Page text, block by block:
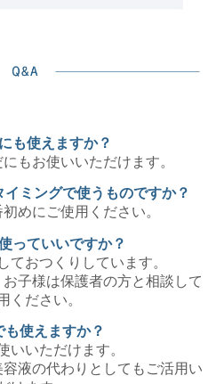
も使えますか？
もお使いいただけます。
ミングで使うものですか？
めにご使用ください。
っていいですか？
ておつくりしています。
子様は保護者の方と相談して
ください。
も使えますか？
いいただけます。
液の代わりとしてもご活用い